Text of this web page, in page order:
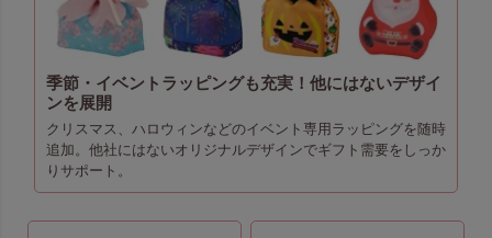
季節・イベントラッピングも充実！他にはないデザイ
ンを展開
クリスマス、ハロウィンなどのイベント専用ラッピングを随時
追加。他社にはないオリジナルデザインでギフト需要をしっか
りサポート。